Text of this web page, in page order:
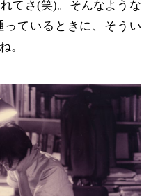
てさ(笑)。そんなような
ているときに、そうい
。